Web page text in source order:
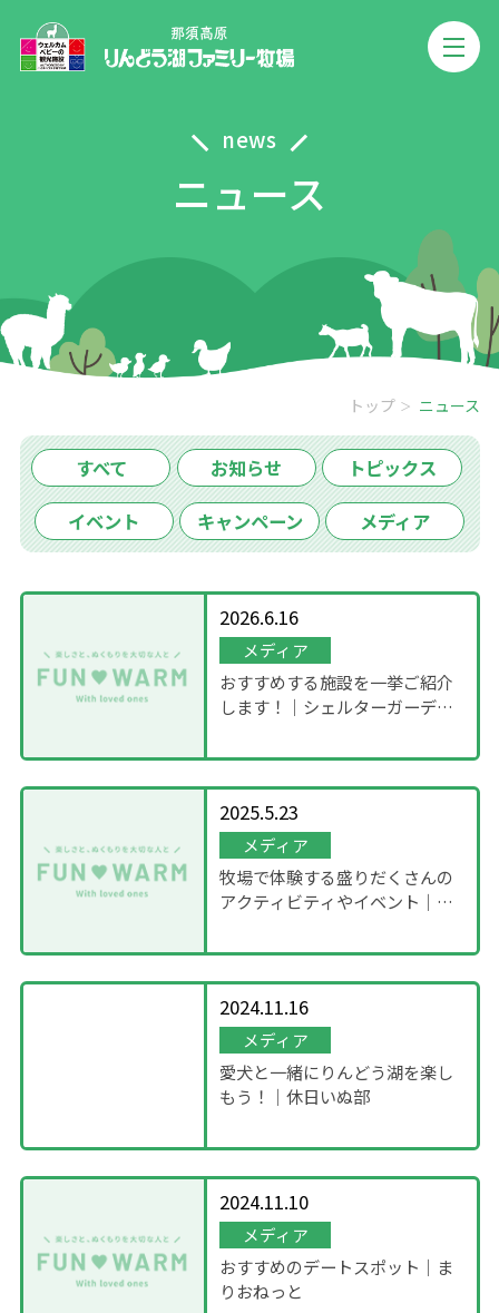
news
ニュース
トップ ニュース
すべて お知らせ トピックス
イベント キャンペーン メディア
2026.6.16
メディア
おすすめする施設を一挙ご紹介
します！｜シェルターガーデン
2025.5.23
メディア
牧場で体験する盛りだくさんの
アクティビティやイベント｜な
2024.11.16
メディア
愛犬と一緒にりんどう湖を楽し
もう！｜休日いぬ部
2024.11.10
メディア
おすすめのデートスポット｜ま
りおねっと